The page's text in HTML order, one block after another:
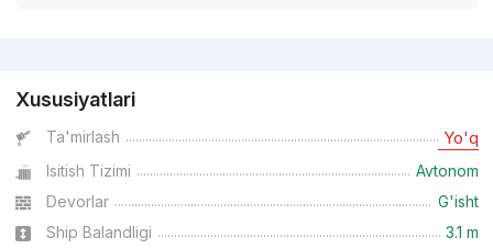
Xususiyatlari
Ta'mirlash Yo'q
Isitish Tizimi
Avtonom
Devorlar
G'isht
Ship Balandligi
3.1 m